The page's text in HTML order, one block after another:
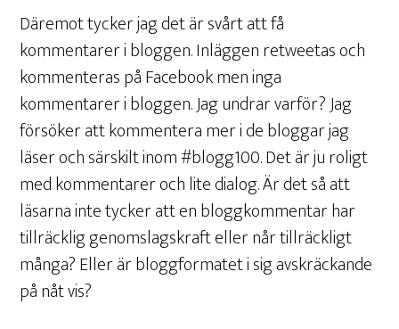
Däremot tycker jag det är svårt att få
kommentarer i bloggen. Inläggen retweetas och
kommenteras på Facebook men inga
kommentarer i bloggen. Jag undrar varför? Jag
försöker att kommentera mer i de bloggar jag
läser och särskilt inom #blogg100. Det är ju roligt
med kommentarer och lite dialog. Är det så att
läsarna inte tycker att en bloggkommentar har
tillräcklig genomslagskraft eller når tillräckligt
många? Eller är bloggformatet i sig avskräckande
på nåt vis?